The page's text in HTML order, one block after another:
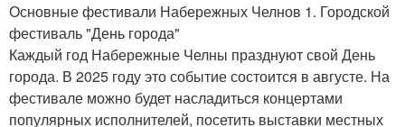
Основные фестивали Набережных Челнов 1. Городской
фестиваль "День города"
Каждый год Набережные Челны празднуют свой День
города. В 2025 году это событие состоится в августе. На
фестивале можно будет насладиться концертами
популярных исполнителей, посетить выставки местных